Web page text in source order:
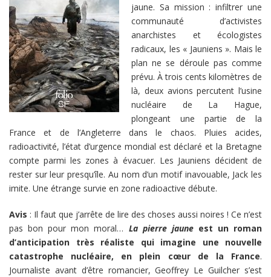
jaune. Sa mission : infiltrer une
communauté d’activistes
anarchistes et écologistes
radicaux, les « Jauniens ». Mais le
plan ne se déroule pas comme
prévu. À trois cents kilomètres de
là, deux avions percutent l’usine
nucléaire de La Hague,
plongeant une partie de la
France et de l’Angleterre dans le chaos. Pluies acides,
radioactivité, l’état d’urgence mondial est déclaré et la Bretagne
compte parmi les zones à évacuer. Les Jauniens décident de
rester sur leur presqu’île. Au nom d’un motif inavouable, Jack les
imite. Une étrange survie en zone radioactive débute.
Avis : Il faut que j’arrête de lire des choses aussi noires ! Ce n’est
pas bon pour mon moral… La pierre jauneest un roman
d’anticipation très réaliste qui imagine une nouvelle
catastrophe nucléaire, en plein cœur de la France.
Journaliste avant d’être romancier, Geoffrey Le Guilcher s’est